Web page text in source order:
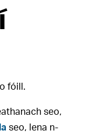
fóill.
seo,
seo, lena n-